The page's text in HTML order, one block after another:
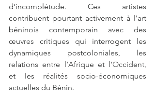
d’incomplétude. Ces artistes
contribuent pourtant activement à l’art
béninois contemporain avec des
œuvres critiques qui interrogent les
dynamiques postcoloniales, les
relations entre l’Afrique et l’Occident,
et les réalités socio-économiques
actuelles du Bénin.